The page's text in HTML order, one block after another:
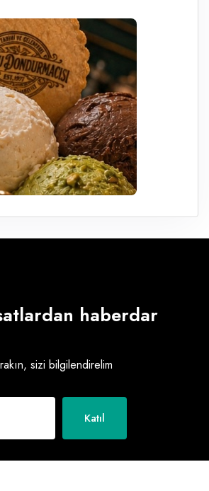
haberdar
sizi bilgilendirelim
Katıl